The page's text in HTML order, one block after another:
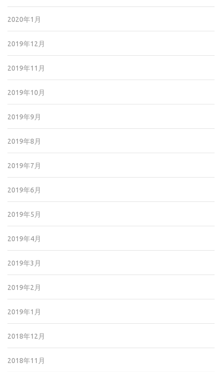
2020年1月
2019年12月
2019年11月
2019年10月
2019年9月
2019年8月
2019年7月
2019年6月
2019年5月
2019年4月
2019年3月
2019年2月
2019年1月
2018年12月
2018年11月